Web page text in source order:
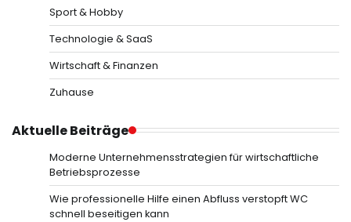
Sport & Hobby
Technologie & SaaS
Wirtschaft & Finanzen
Zuhause
Aktuelle Beiträge
Moderne Unternehmensstrategien für wirtschaftliche
Betriebsprozesse
Wie professionelle Hilfe einen Abfluss verstopft WC
schnell beseitigen kann